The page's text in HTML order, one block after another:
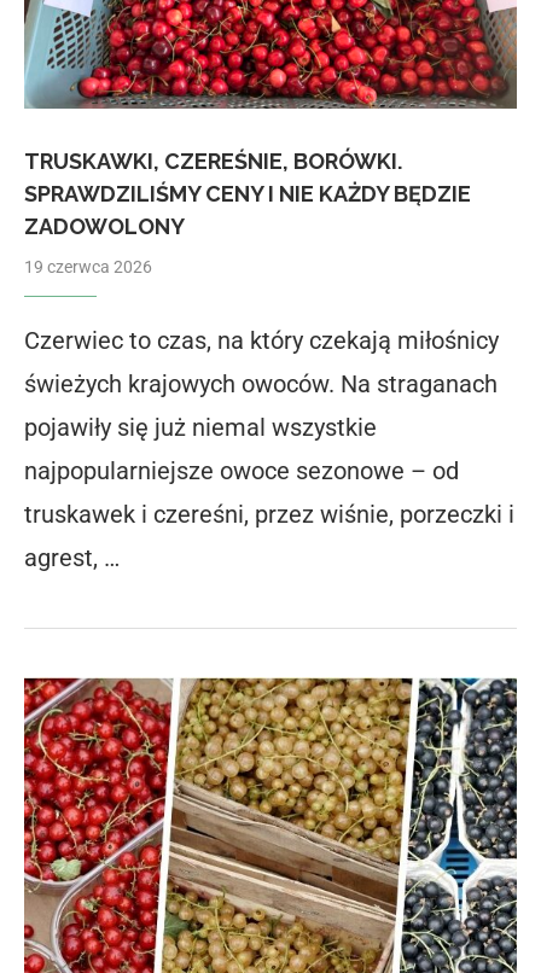
TRUSKAWKI, CZEREŚNIE, BORÓWKI.
SPRAWDZILIŚMY CENY I NIE KAŻDY BĘDZIE
ZADOWOLONY
19 czerwca 2026
Czerwiec to czas, na który czekają miłośnicy
świeżych krajowych owoców. Na straganach
pojawiły się już niemal wszystkie
najpopularniejsze owoce sezonowe – od
truskawek i czereśni, przez wiśnie, porzeczki i
agrest, …